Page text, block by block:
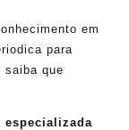
em
para
saiba que
especializada